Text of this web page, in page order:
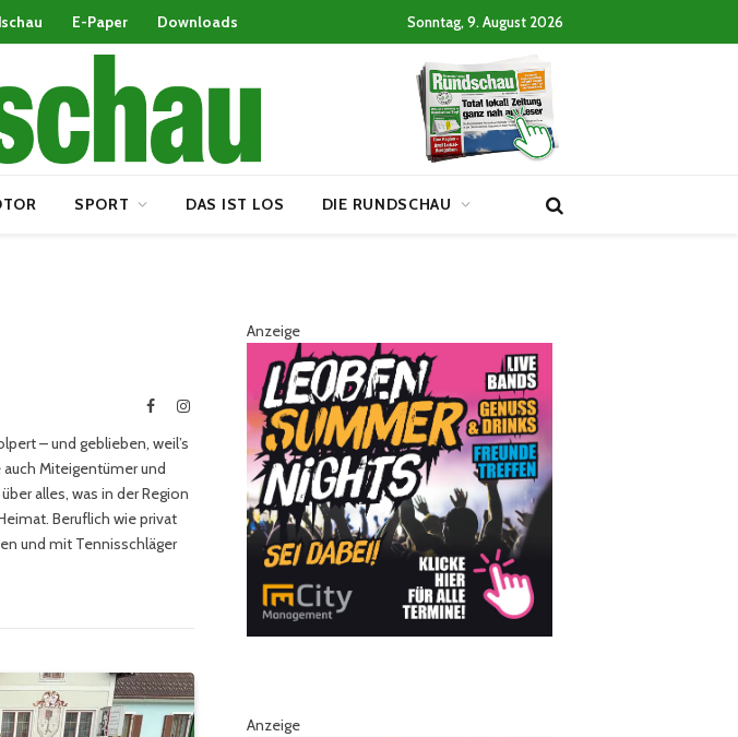
E-Paper Downloads Sonntag, 9. August 2026
SPORT DAS IST LOS DIE RUNDSCHAU
FacebookInstagram
– und geblieben, weil’s
Miteigentümer und
alles, was in der Region
Beruflich wie privat
und mit Tennisschläger
Anzeige
Anzeige